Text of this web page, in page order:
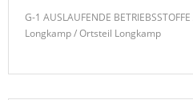
G-1 AUSLAUFENDE
Longkamp / Ortsteil Longkamp